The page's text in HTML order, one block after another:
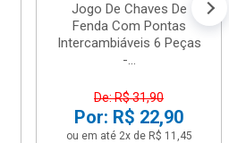
Jogo De Chaves De
Fenda Com Pontas
Intercambiáveis 6 Peças
-...
De: R$ 31,90
Por: R$ 22,90
ou em até 2x de R$ 11,45